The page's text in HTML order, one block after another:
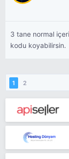
3 tane normal
kodu koyabilirsin.
1 2